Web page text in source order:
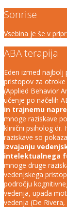
Sonrise
Vsebina je še v
ABA terapija
Eden izmed najbolj
pristopov za
(Applied Behavior
učenje po načelih
in trajnemu
mnoge raziskave
klinični psiholog dr.
raziskave so
izvajanju
intelektualnega
mnoge druge
vedenjskega
področju
vedenja, upada
vedenja (De